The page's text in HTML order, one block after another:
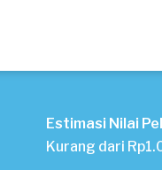
Estimasi Nilai
Kurang dari